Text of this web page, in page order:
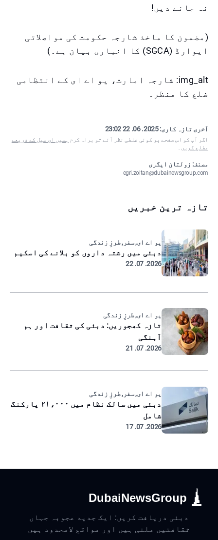
نہ جانے دیں!
(مضمون کا ماخذ شارجہ حکومت کی مواصلاتی
ایوارڈ (SGCA) کا اخباری بیان ہے۔)
img_alt: شارجہ امارت، یو اے ای کے انتظامی
ضلع کا منظر۔
آخری تازہ کاری:2025. 06. 22 23:02
اگر آپ کو اس صفحے پر کوئی غلطی نظر آئے تو براہ کرم ہمیں ای میل کے ذریعے
مطلع کریں ۔
مصنف: زولتان ایگری
egri.zoltan@dubainewsgroup.com
تازہ ترین خبریں
یو اے ای, سفر, طرزِ زندگی
دبئی میں رشتہ داروں کو بلانے کی اسکیم
2026. 07. 22
یو اے ای, طرزِ زندگی
تازہ کھجوریں: دبئی کی ثقافت اور ہم
آہنگی
2026. 07. 21
یو اے ای, سفر, طرزِ زندگی
دبئی میں سالک نظام میں ۲۱،۰۰۰ پارکنگ
شامل
2026. 07. 17
DubaiNewsGroup
دبئی دریافت کریں: ایک جدید عجوبہ جہاں
ثقافتیں ملتی ہیں اور مواقع لامحدود ہیں